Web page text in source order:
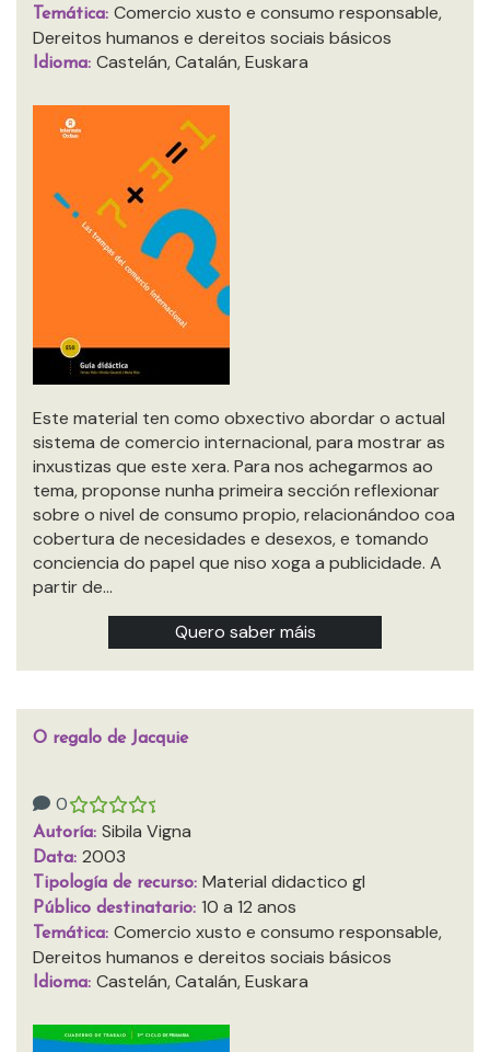
Temática: Comercio xusto e consumo responsable,
Dereitos humanos e dereitos sociais básicos
Idioma: Castelán, Catalán, Euskara
Este material ten como obxectivo abordar o actual
sistema de comercio internacional, para mostrar as
inxustizas que este xera. Para nos achegarmos ao
tema, proponse nunha primeira sección reflexionar
sobre o nivel de consumo propio, relacionándoo coa
cobertura de necesidades e desexos, e tomando
conciencia do papel que niso xoga a publicidade. A
partir de…
Quero saber máis
O regalo de Jacquie
0
Autoría: Sibila Vigna
Data: 2003
Tipología de recurso: Material didactico gl
Público destinatario: 10 a 12 anos
Temática: Comercio xusto e consumo responsable,
Dereitos humanos e dereitos sociais básicos
Idioma: Castelán, Catalán, Euskara